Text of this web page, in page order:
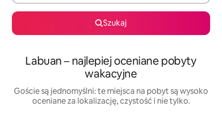
Szukaj
Labuan – najlepiej oceniane pobyty
wakacyjne
Goście są jednomyślni: te miejsca na pobyt są wysoko
oceniane za lokalizację, czystość i nie tylko.